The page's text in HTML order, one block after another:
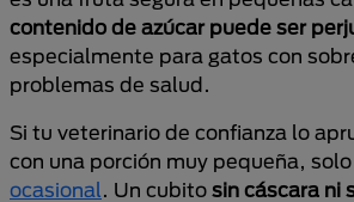
contenido de azúcar puede ser
especialmente para gatos con
problemas de salud.
Si tu veterinario de confianza lo
con una porción muy pequeña,
ocasional. Un cubito sin cáscara ni